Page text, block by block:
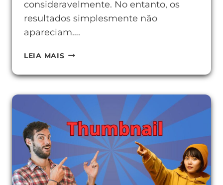
consideravelmente. No entanto, os
resultados simplesmente não
apareciam….
LEIA MAISTAXA
O
QUE
É
COMO
REDUZIR
NO